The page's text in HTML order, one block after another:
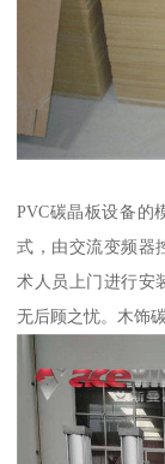
PVC碳晶板设备的
式，由交流变频器
术人员上门进行安
无后顾之忧。木饰